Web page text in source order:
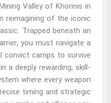
Valley of Khorinis in
reimagining of the iconic
Trapped beneath an
you must navigate a
convict camps to survive
a deeply rewarding, skill-
where every weapon
timing and strategic